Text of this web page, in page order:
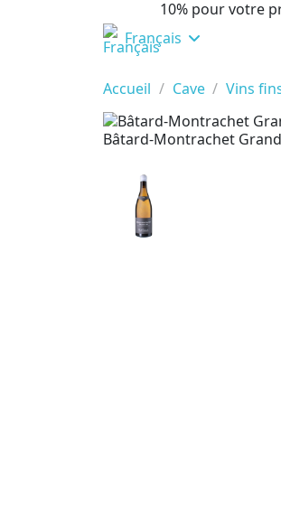
10% pour votre
Français
Accueil
Cave Vins